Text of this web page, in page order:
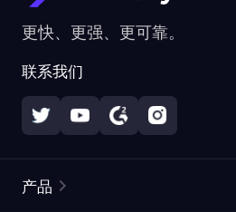
更快、更强、更可靠。
联系我们
产品